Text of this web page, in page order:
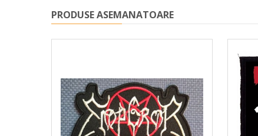
PRODUSE ASEMANATOARE